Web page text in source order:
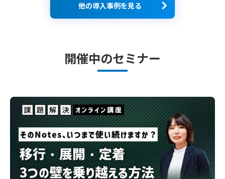
他の導入事例を見る
開催中のセミナー